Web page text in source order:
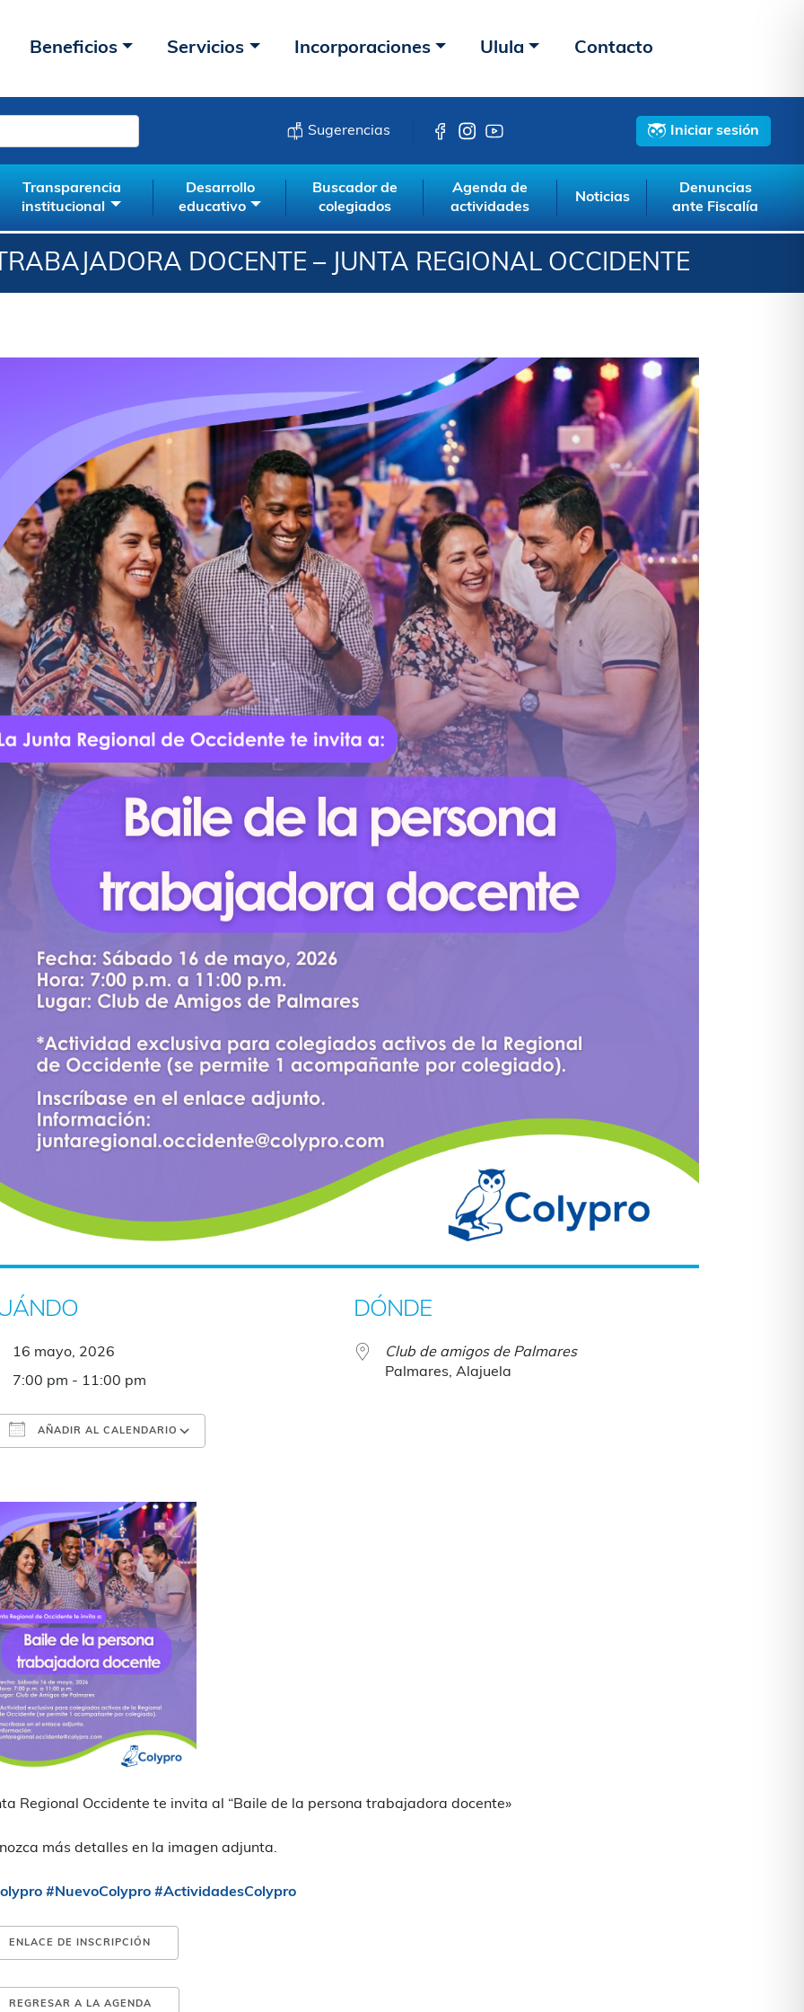
Beneficios Servicios Incorporaciones Ulula Contacto
Sugerencias Iniciar sesión
Transparencia
institucional
Desarrollo
educativo
Buscador de
colegiados
Agenda de
actividades
Noticias
Denuncias
ante Fiscalía
DOCENTE – JUNTA REGIONAL OCCIDENTE
16 mayo, 2026
7:00 pm - 11:00 pm
AÑADIR AL CALENDARIO
DÓNDE
Club de amigos de Palmares
Palmares, Alajuela
Regional Occidente te invita al “Baile de la persona trabajadora docente»
más detalles en la imagen adjunta.
#NuevoColypro #ActividadesColypro
ENLACE DE INSCRIPCIÓN
REGRESAR A LA AGENDA